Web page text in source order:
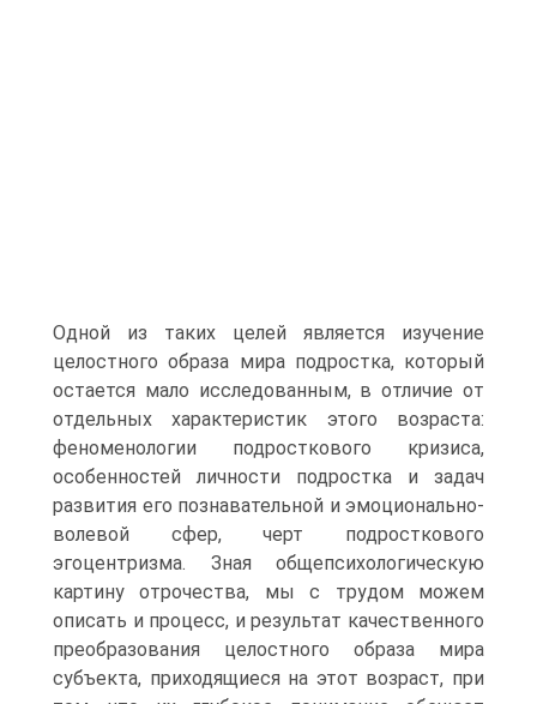
Одной из таких целей является изучение
целостного образа мира подростка, который
остается мало исследованным, в отличие от
отдельных характеристик этого возраста:
феноменологии подросткового кризиса,
особенностей личности подростка и задач
развития его познавательной и эмоционально-
волевой сфер, черт подросткового
эгоцентризма. Зная общепсихологическую
картину отрочества, мы с трудом можем
описать и процесс, и результат качественного
преобразования целостного образа мира
субъекта, приходящиеся на этот возраст, при